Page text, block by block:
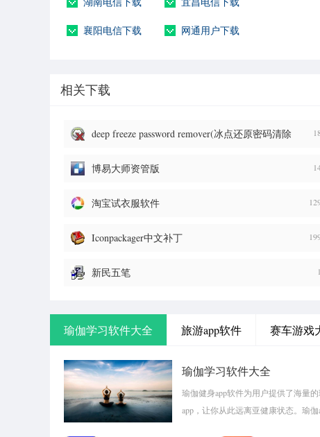
襄阳电信下载 网通用户下载
相关下载
deep freeze password remover(冰点还原密码清除
博易大师资管版
淘宝试衣服软件
Iconpackager中文补丁
新民五笔
瑜伽学习软件大全 旅游app软件 赛车游戏
瑜伽学习软件大全
瑜伽健身app软件为用户提供了海量
app，让你从此远离亚健康状态。瑜